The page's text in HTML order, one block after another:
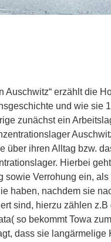
Auschwitz“ erzählt die
und wie sie
zunächst ein
über ihren Alltag bzw.
Hierbei
sowie Verrohung ein,
haben, nachdem sie
sind, hierzu zählen z.B
so bekommt Towa
dass sie langärmelige